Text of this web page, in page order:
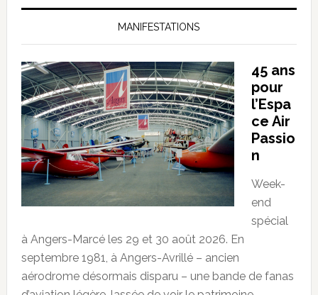
MANIFESTATIONS
45 ans
pour
l’Espa
ce Air
Passio
n
Week-
end
spécial
à Angers-Marcé les 29 et 30 août 2026. En
septembre 1981, à Angers-Avrillé – ancien
aérodrome désormais disparu – une bande de fanas